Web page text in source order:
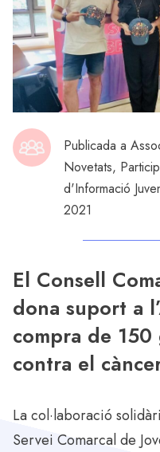
Publicada a
Novetats,
d'Informació
2021
El Consell
dona suport a
compra de
contra el
La col·laboració
Servei Comarcal de